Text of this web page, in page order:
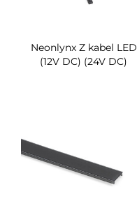
Neonlynx Z kabel LED
(12V DC) (24V DC)